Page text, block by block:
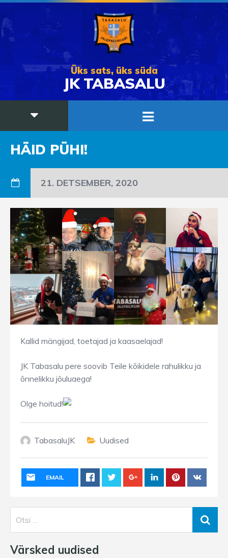
Üks sats, üks süda
JK TABASALU
HÄID PÜHI!
21. DETSEMBER, 2020
Kallid mängijad, toetajad ja kaasaelajad!
JK Tabasalu pere soovib Teile kõikidele rahulikku ja
õnnelikku jõuluaega!
Olge hoitud!
TabasaluJK Uudised
EMAIL
Värsked uudised